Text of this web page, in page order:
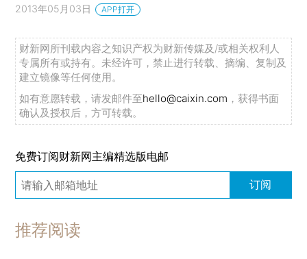
2013年05月03日 APP打开
财新网所刊载内容之知识产权为财新传媒及/或相关权利人
专属所有或持有。未经许可，禁止进行转载、摘编、复制及
建立镜像等任何使用。
如有意愿转载，请发邮件至hello@caixin.com ，获得书面
确认及授权后，方可转载。
免费订阅财新网主编精选版电邮
订阅
推荐阅读